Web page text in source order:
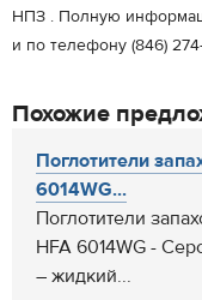
НПЗ . Полную
и по телефону (846)
Похожие
Поглотители
6014WG...
Поглотители
HFA 6014WG -
– жидкий...